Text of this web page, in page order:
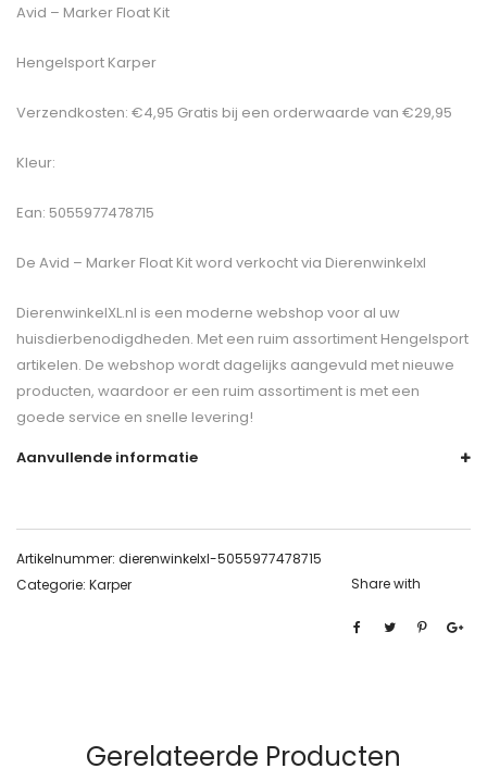
Avid – Marker Float Kit
Hengelsport Karper
Verzendkosten: €4,95 Gratis bij een orderwaarde van €29,95
Kleur:
Ean: 5055977478715
De Avid – Marker Float Kitword verkocht via Dierenwinkelxl
DierenwinkelXL.nl is een moderne webshop voor al uw
huisdierbenodigdheden. Met een ruim assortiment Hengelsport
artikelen. De webshop wordt dagelijks aangevuld met nieuwe
producten, waardoor er een ruim assortiment is met een
goede service en snelle levering!
Aanvullende informatie
Artikelnummer: dierenwinkelxl-5055977478715
Categorie: Karper Share with
Gerelateerde Producten